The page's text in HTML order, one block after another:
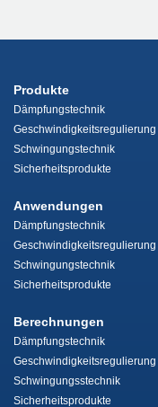
Produkte
Dämpfungstechnik
Geschwindigkeitsregulierung
Schwingungstechnik
Sicherheitsprodukte
Anwendungen
Dämpfungstechnik
Geschwindigkeitsregulierung
Schwingungstechnik
Sicherheitsprodukte
Berechnungen
Dämpfungstechnik
Geschwindigkeitsregulierung
Schwingungsstechnik
Sicherheitsprodukte